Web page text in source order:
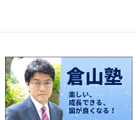
b
o
o
k
es
t
y
Li
n
k
n
a